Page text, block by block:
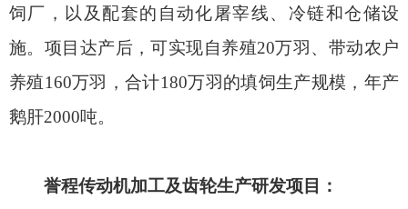
饲厂，以及配套的自动化屠宰线、冷链和仓储设
施。项目达产后，可实现自养殖20万羽、带动农户
养殖160万羽，合计180万羽的填饲生产规模，年产
鹅肝2000吨。
誉程传动机加工及齿轮生产研发项目：